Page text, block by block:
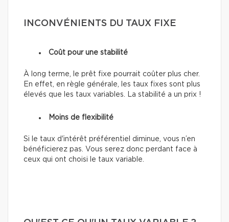
INCONVÉNIENTS DU TAUX FIXE
Coût pour une stabilité
À long terme, le prêt fixe pourrait coûter plus cher.
En effet, en règle générale, les taux fixes sont plus
élevés que les taux variables. La stabilité a un prix !
Moins de flexibilité
Si le taux d'intérêt préférentiel diminue, vous n’en
bénéficierez pas. Vous serez donc perdant face à
ceux qui ont choisi le taux variable.